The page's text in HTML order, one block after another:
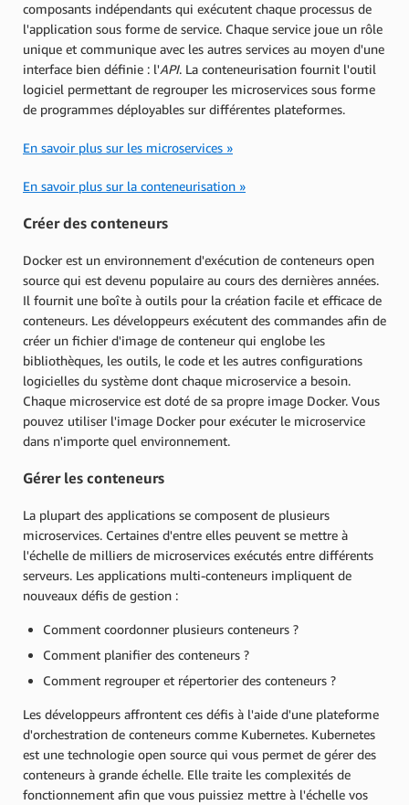
composants indépendants qui exécutent chaque processus de
l'application sous forme de service. Chaque service joue un rôle
unique et communique avec les autres services au moyen d'une
interface bien définie : l'API. La conteneurisation fournit l'outil
logiciel permettant de regrouper les microservices sous forme
de programmes déployables sur différentes plateformes.
En savoir plus sur les microservices »
En savoir plus sur la conteneurisation »
Créer des conteneurs
Docker est un environnement d'exécution de conteneurs open
source qui est devenu populaire au cours des dernières années.
Il fournit une boîte à outils pour la création facile et efficace de
conteneurs. Les développeurs exécutent des commandes afin de
créer un fichier d'image de conteneur qui englobe les
bibliothèques, les outils, le code et les autres configurations
logicielles du système dont chaque microservice a besoin.
Chaque microservice est doté de sa propre image Docker. Vous
pouvez utiliser l'image Docker pour exécuter le microservice
dans n'importe quel environnement.
Gérer les conteneurs
La plupart des applications se composent de plusieurs
microservices. Certaines d'entre elles peuvent se mettre à
l'échelle de milliers de microservices exécutés entre différents
serveurs. Les applications multi-conteneurs impliquent de
nouveaux défis de gestion :
Comment coordonner plusieurs conteneurs ?
Comment planifier des conteneurs ?
Comment regrouper et répertorier des conteneurs ?
Les développeurs affrontent ces défis à l'aide d'une plateforme
d'orchestration de conteneurs comme Kubernetes. Kubernetes
est une technologie open source qui vous permet de gérer des
conteneurs à grande échelle. Elle traite les complexités de
fonctionnement afin que vous puissiez mettre à l'échelle vos